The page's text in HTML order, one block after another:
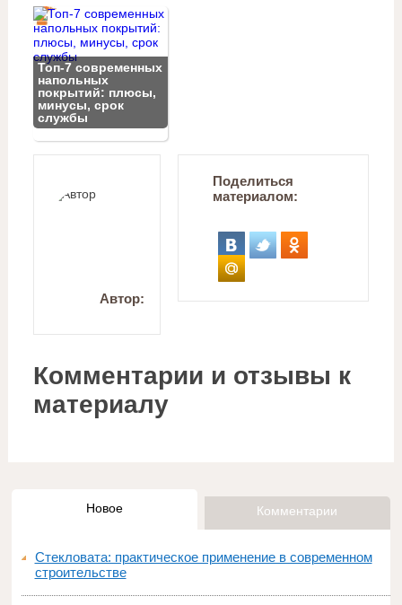
Топ‑7 современных
напольных
покрытий: плюсы,
минусы, срок
службы
Автор:
Поделиться
материалом:
Комментарии и отзывы к
материалу
Новое Комментарии
Стекловата: практическое применение в современном
строительстве